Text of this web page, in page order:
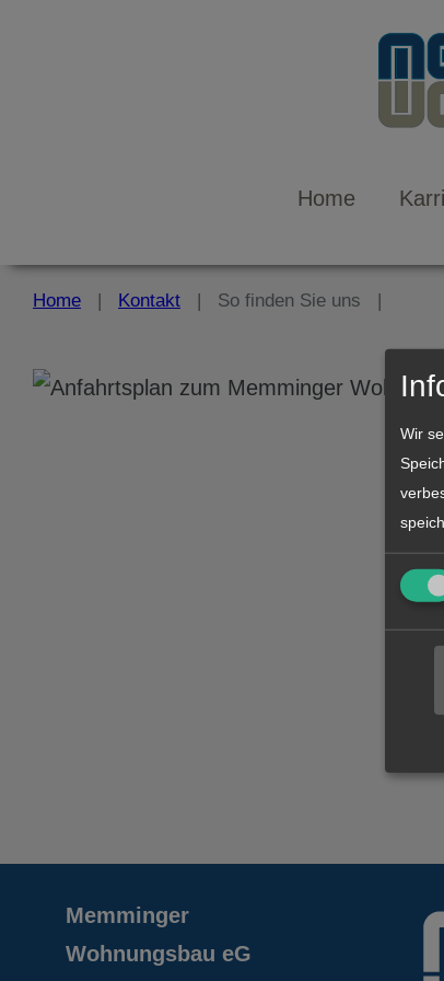
Home
Home Kontakt So finden Sie uns
Memminger
Wohnungsbau eG
Wir